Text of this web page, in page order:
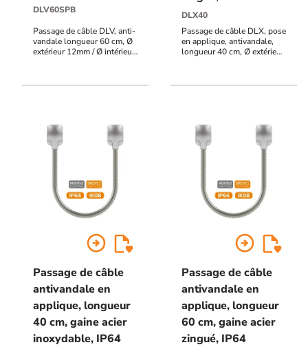
DLV60SPB
Passage de câble DLV, anti-
vandale longueur 60 cm, Ø
extérieur 12mm / Ø intérieur
DLX40
Passage de câble DLX, pose
en applique, antivandale,
longueur 40 cm, Ø extérieur
IK08
arrow_circle_right
Passage de câble
antivandale en
applique, longueur
40 cm, gaine acier
inoxydable, IP64
arrow_circle_right
Passage de câble
antivandale en
applique, longueur
60 cm, gaine acier
zingué, IP64